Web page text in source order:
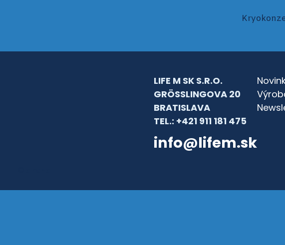
LIFE M SK S.R.O.
GRÖSSLINGOVA 20
BRATISLAVA
TEL.: +421 911 181 475
info@lifem.sk